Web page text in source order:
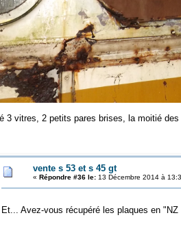
3 vitres, 2 petits pares brises, la moitié
vente s 53 et s 45 gt
« Répondre #36 le:13 Décembre 2014 à
Et... Avez-vous récupéré les plaques en